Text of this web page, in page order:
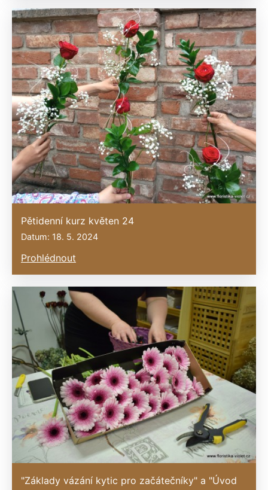
Pětidenní kurz květen 24
Datum: 18. 5. 2024
Prohlédnout
"Základy vázání kytic pro začátečníky" a "Úvod